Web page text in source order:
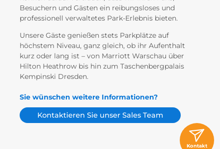
Besuchern und Gästen ein reibungsloses und
professionell verwaltetes Park-Erlebnis bieten.
Unsere Gäste genießen stets Parkplätze auf
höchstem Niveau, ganz gleich, ob ihr Aufenthalt
kurz oder lang ist – von Marriott Warschau über
Hilton Heathrow bis hin zum Taschenbergpalais
Kempinski Dresden.
Sie wünschen weitere Informationen?
Kontaktieren Sie unser Sales Team
Kontakt